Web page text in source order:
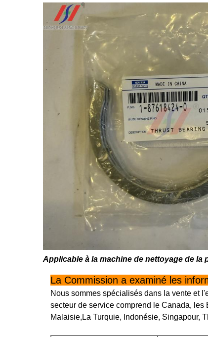
Applicable à la machine de nettoyage de la
La Commission a examiné les
Nous sommes spécialisés dans la vente et
secteur de service comprend le Canada,
Malaisie,La Turquie, Indonésie, Singapour,